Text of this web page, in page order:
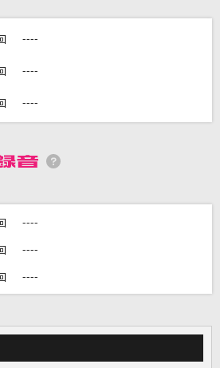
ず未)・サイレンススズカ(CV.高野麻里
・マルゼンスキー(CV.Lynn)・オグリ
ルドシップ(CV.上田瞳)・ウオッカ(CV.大橋
木村千咲)…
回 ----
回 ----
回 ----
回 ----
回 ----
回 ----